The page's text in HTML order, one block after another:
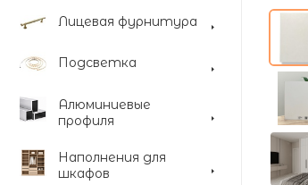
Лицевая фурнитура
Подсветка
Алюминиевые
профиля
Наполнения для
шкафов